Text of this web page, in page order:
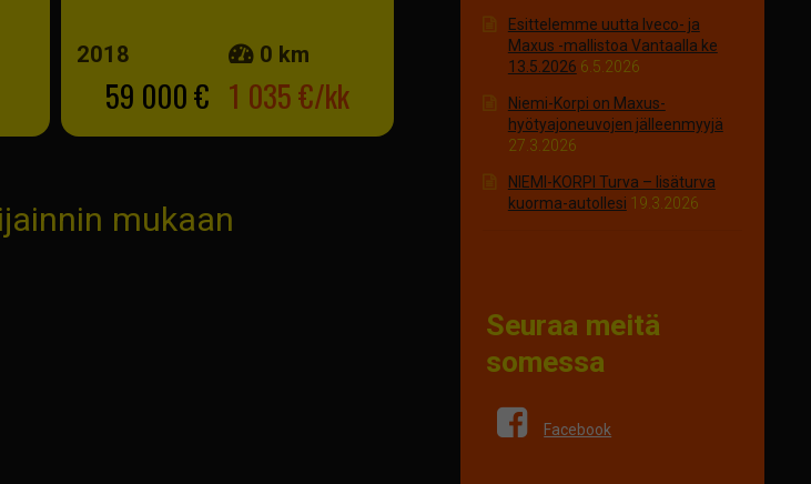
2018 0 km
59 000 € 1 035 €/kk
mukaan
Esittelemme uutta Iveco- ja
Maxus -mallistoa Vantaalla ke
13.5.2026 6.5.2026
Niemi-Korpi on Maxus-
hyötyajoneuvojen jälleenmyyjä
27.3.2026
NIEMI-KORPI Turva – lisäturva
kuorma-autollesi 19.3.2026
Seuraa meitä
somessa
Facebook